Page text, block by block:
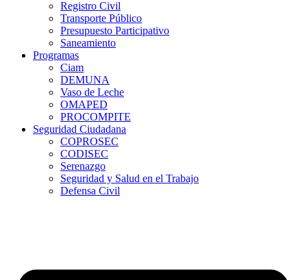
Registro Civil
Transporte Público
Presupuesto Participativo
Saneamiento
Programas
Ciam
DEMUNA
Vaso de Leche
OMAPED
PROCOMPITE
Seguridad Ciudadana
COPROSEC
CODISEC
Serenazgo
Seguridad y Salud en el Trabajo
Defensa Civil